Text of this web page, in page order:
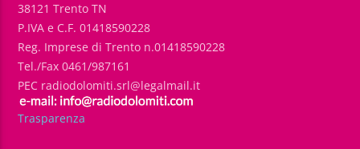
38121 Trento TN
P.IVA e C.F. 01418590228
Reg. Imprese di Trento n.01418590228
Tel./Fax 0461/987161
PEC radiodolomiti.srl@legalmail.it
Trasparenza